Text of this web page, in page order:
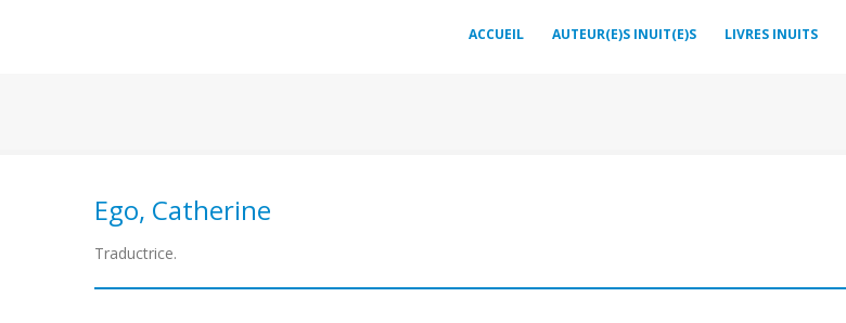
ACCUEIL AUTEUR(E)S INUIT(E)S LIVRES INUITS
Ego, Catherine
Traductrice.